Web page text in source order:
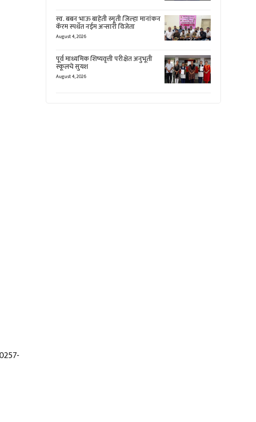
स्व. बबन भाऊ बाहेती स्मृती जिल्हा मानांकन
कॅरम स्पर्धेत नईम अन्सारी विजेता
August 4, 2026
पूर्व माध्यमिक शिष्यवृत्ती परीक्षेत अनुभूती
स्कूलचे सुयश
August 4, 2026